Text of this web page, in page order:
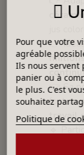
👉
👉 Sa
font un
travail
Bien
Pour que votre
agréable
Ils nous servent
panier ou à
le plus. C'est
souhaitez
Politique de